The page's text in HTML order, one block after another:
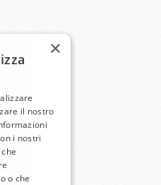
×
il nostro
i nostri
o che